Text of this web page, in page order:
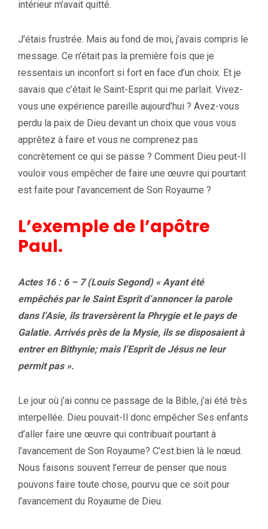
intérieur m’avait quitté.
J’étais frustrée. Mais au fond de moi, j’avais compris le
message. Ce n’était pas la première fois que je
ressentais un inconfort si fort en face d’un choix. Et je
savais que c’était le Saint-Esprit qui me parlait. Vivez-
vous une expérience pareille aujourd’hui ? Avez-vous
perdu la paix de Dieu devant un choix que vous vous
apprêtez à faire et vous ne comprenez pas
concrètement ce qui se passe ? Comment Dieu peut-Il
vouloir vous empêcher de faire une œuvre qui pourtant
est faite pour l’avancement de Son Royaume ?
L’exemple de l’apôtre
Paul.
Actes 16 : 6 – 7 (Louis Segond) « Ayant été
empêchés par le Saint Esprit d’annoncer la parole
dans l’Asie, ils traversèrent la Phrygie et le pays de
Galatie. Arrivés près de la Mysie, ils se disposaient à
entrer en Bithynie; mais l’Esprit de Jésus ne leur
permit pas ».
Le jour où j’ai connu ce passage de la Bible, j’ai été très
interpellée. Dieu pouvait-Il donc empêcher Ses enfants
d’aller faire une œuvre qui contribuait pourtant à
l’avancement de Son Royaume? C’est bien là le nœud.
Nous faisons souvent l’erreur de penser que nous
pouvons faire toute chose, pourvu que ce soit pour
l’avancement du Royaume de Dieu.